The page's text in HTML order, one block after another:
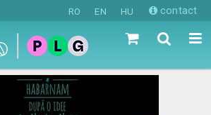
RO EN HU contact